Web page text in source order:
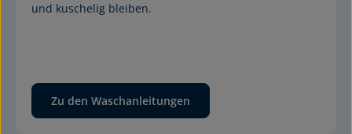
und kuschelig bleiben.
Zu den Waschanleitungen